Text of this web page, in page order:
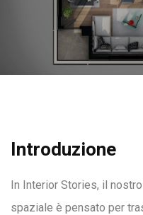
Introduzione
In Interior Stories, il
spaziale è pensato per